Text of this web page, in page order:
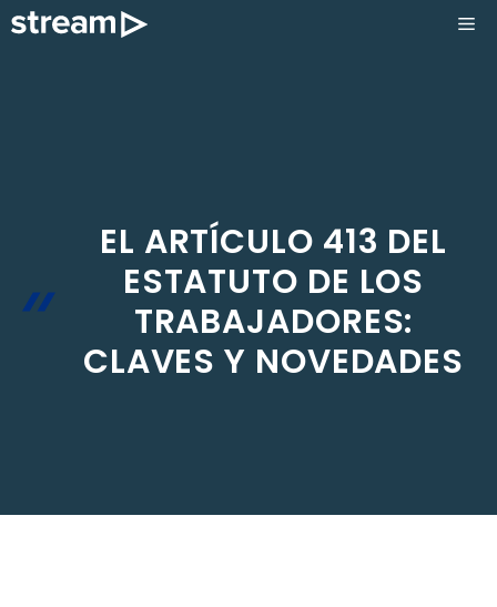
Saltar
EL ARTÍCULO 413 DEL
ESTATUTO DE LOS
TRABAJADORES:
CLAVES Y NOVEDADES